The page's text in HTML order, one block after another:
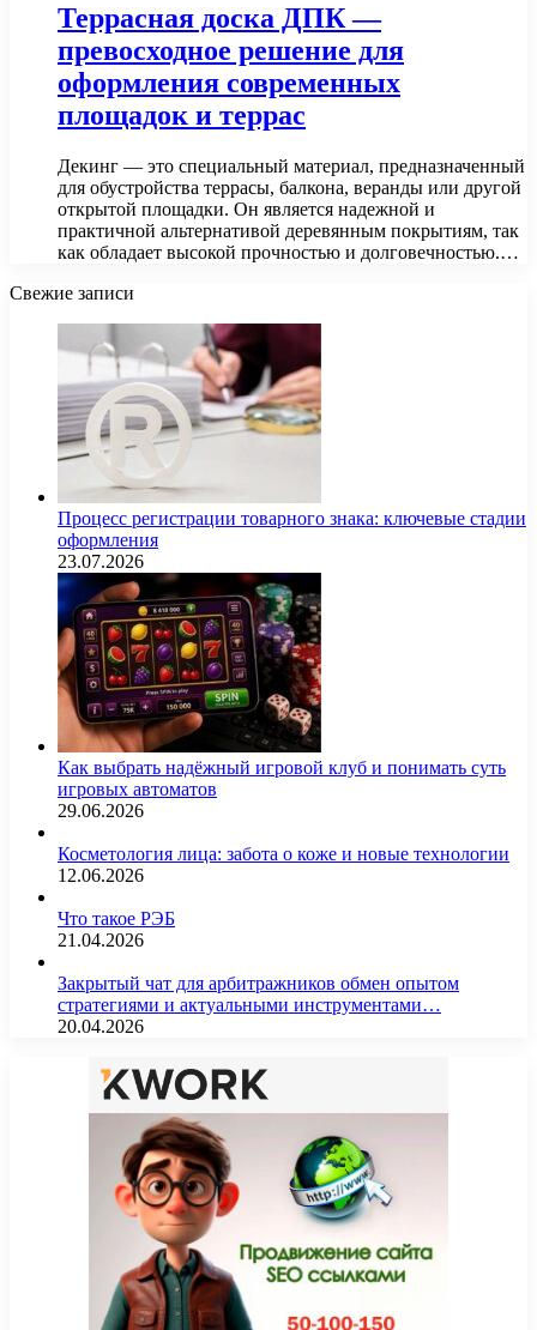
Террасная доска ДПК —
превосходное решение для
оформления современных
площадок и террас
Декинг — это специальный материал, предназначенный
для обустройства террасы, балкона, веранды или другой
открытой площадки. Он является надежной и
практичной альтернативой деревянным покрытиям, так
как обладает высокой прочностью и долговечностью.…
Свежие записи
Процесс регистрации товарного знака: ключевые стадии
оформления
23.07.2026
Как выбрать надёжный игровой клуб и понимать суть
игровых автоматов
29.06.2026
Косметология лица: забота о коже и новые технологии
12.06.2026
Что такое РЭБ
21.04.2026
Закрытый чат для арбитражников обмен опытом
стратегиями и актуальными инструментами…
20.04.2026